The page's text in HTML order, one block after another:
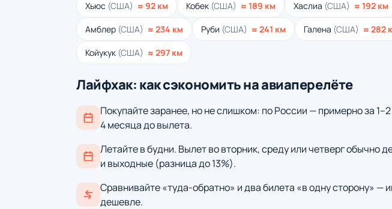
Хьюс (США) ≈ 92 км Кобек (США) ≈ 189 км Хаслиа (США) ≈ 192 км
Амблер (США) ≈ 234 км Руби (США) ≈ 241 км Галена (США) ≈ 282
Койукук (США) ≈ 297 км
Лайфхак: как сэкономить на авиаперелёте
Покупайте заранее, но не слишком: по России — примерно за
4 месяца до вылета.
Летайте в будни. Вылет во вторник, среду или четверг обычно
и выходные (разница до 13%).
Сравнивайте «туда-обратно» и два билета «в одну сторону» —
дешевле.